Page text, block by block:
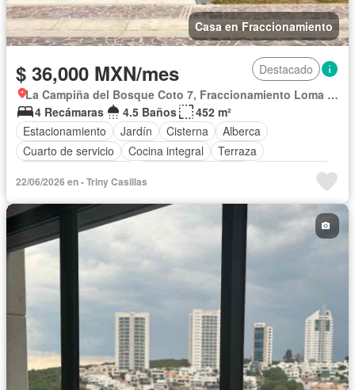
Casa en Fraccionamiento
$ 36,000 MXN/mes
Destacado
La Campiña del Bosque Coto 7, Fraccionamiento Loma Griega
4 Recámaras
4.5 Baños
452 m²
Estacionamiento
Jardín Cisterna
Alberca
Cuarto de servicio
Cocina integral
Terraza
Permite niños
Permite mascotas
Sin amueblar
22/06/2026 en - Triny Casillas